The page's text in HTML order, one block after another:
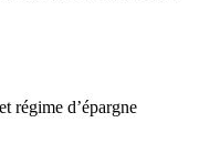
régime d’épargne